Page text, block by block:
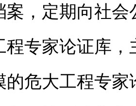
案，定期向社
程专家论证库
的危大工程专